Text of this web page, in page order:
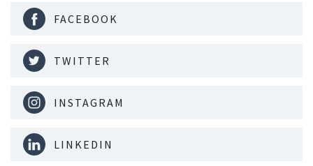
FACEBOOK
TWITTER
INSTAGRAM
LINKEDIN